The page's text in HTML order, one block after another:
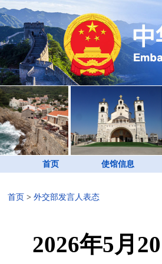
首页 使馆信息
首页 > 外交部发言人表态
2026年5月